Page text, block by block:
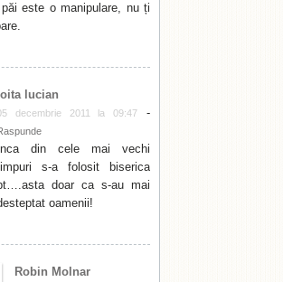
păi este o manipulare, nu ți
lucian
decembrie 2011 la 09:47 -
Inca din cele mai vechi
s-a folosit biserica
doar ca s-au mai
oamenii!
Robin Molnar